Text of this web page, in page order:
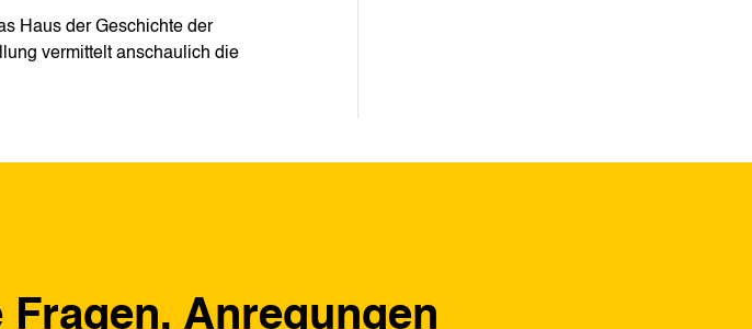
Haus der Geschichte der
vermittelt anschaulich die
Fragen, Anregungen